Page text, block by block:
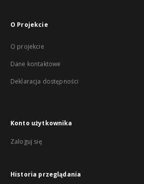
O Projekcie
O projekcie
Dane kontaktowe
Deklaracja dostępności
Konto użytkownika
Zaloguj się
Historia przeglądania